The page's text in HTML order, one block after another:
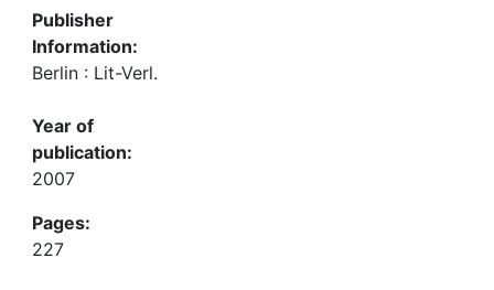
Publisher
Information:
Berlin : Lit-Verl.
Year of
publication:
2007
Pages:
227